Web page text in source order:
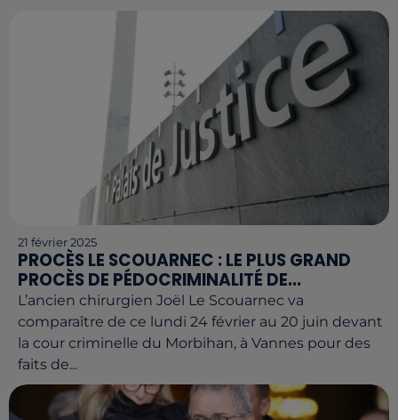
21 février 2025
PROCÈS LE SCOUARNEC : LE PLUS GRAND
PROCÈS DE PÉDOCRIMINALITÉ DE...
L’ancien chirurgien Joël Le Scouarnec va
comparaître de ce lundi 24 février au 20 juin devant
la cour criminelle du Morbihan, à Vannes pour des
faits de...